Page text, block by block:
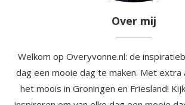
Over mij
Welkom op Overyvonne.nl: de
dag een mooie dag te maken. Met extra
het moois in Groningen en Friesland!